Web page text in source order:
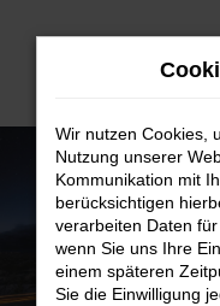
Zum
Wir nutzen Cookies,
Nutzung unserer
Kommunikation mit
berücksichtigen
verarbeiten Daten
wenn Sie uns Ihre
einem späteren
Sie die Einwilligung